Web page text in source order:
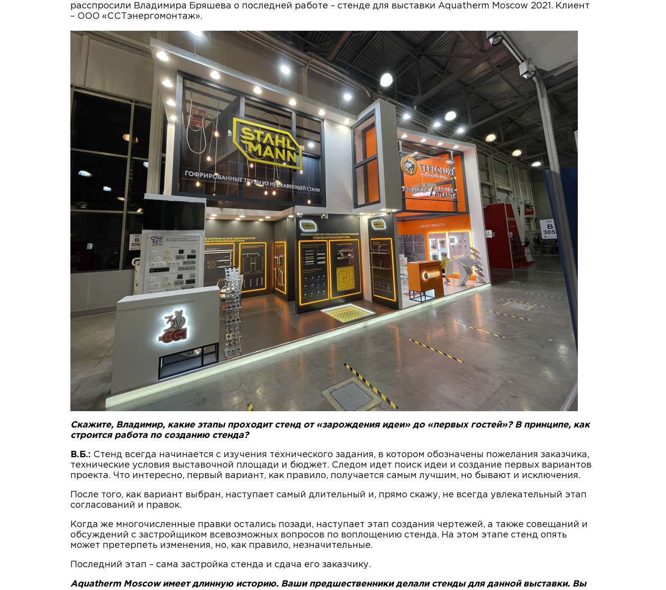
расспросили Владимира Бряшева о последней работе – стенде для выставки Aquatherm Moscow 2021. Клиент
– ООО «ССТэнергомонтаж».
Скажите, Владимир, какие этапы проходит стенд от «зарождения идеи» до «первых гостей»? В принципе, как
строится работа по созданию стенда?
В.Б.: Стенд всегда начинается с изучения технического задания, в котором обозначены пожелания заказчика,
технические условия выставочной площади и бюджет. Следом идет поиск идеи и создание первых вариантов
проекта. Что интересно, первый вариант, как правило, получается самым лучшим, но бывают и исключения.
После того, как вариант выбран, наступает самый длительный и, прямо скажу, не всегда увлекательный этап
согласований и правок.
Когда же многочисленные правки остались позади, наступает этап создания чертежей, а также совещаний и
обсуждений с застройщиком всевозможных вопросов по воплощению стенда. На этом этапе стенд опять
может претерпеть изменения, но, как правило, незначительные.
Последний этап – сама застройка стенда и сдача его заказчику.
Aquatherm Moscow имеет длинную историю. Ваши предшественники делали стенды для данной выставки. Вы